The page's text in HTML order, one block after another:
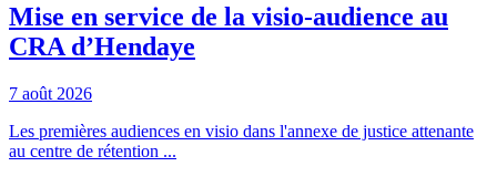
Mise en service de la visio-audience au
CRA d’Hendaye
7 août 2026
Les premières audiences en visio dans l'annexe de justice attenante
au centre de rétention ...